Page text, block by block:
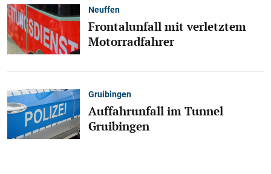
Neuffen
Frontalunfall mit verletztem
Motorradfahrer
Gruibingen
Auffahrunfall im Tunnel
Gruibingen